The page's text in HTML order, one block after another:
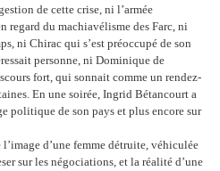
de cette crise, ni l’armée
regard du machiavélisme des Farc, ni
ni Chirac qui s’est préoccupé de son
personne, ni Dominique de
fort, qui sonnait comme un rendez-
En une soirée, Ingrid Bétancourt a
politique de son pays et plus encore sur
d’une femme détruite, véhiculée
sur les négociations, et la réalité d’une